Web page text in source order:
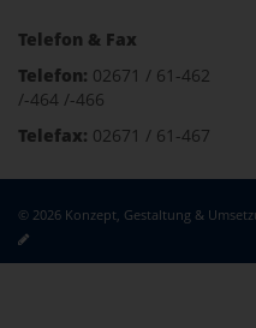
Telefon & Fax
Telefon: 02671 / 61-462
/-464 /-466
Telefax: 02671 / 61-467
© 2026 Konzept, Gestaltung &